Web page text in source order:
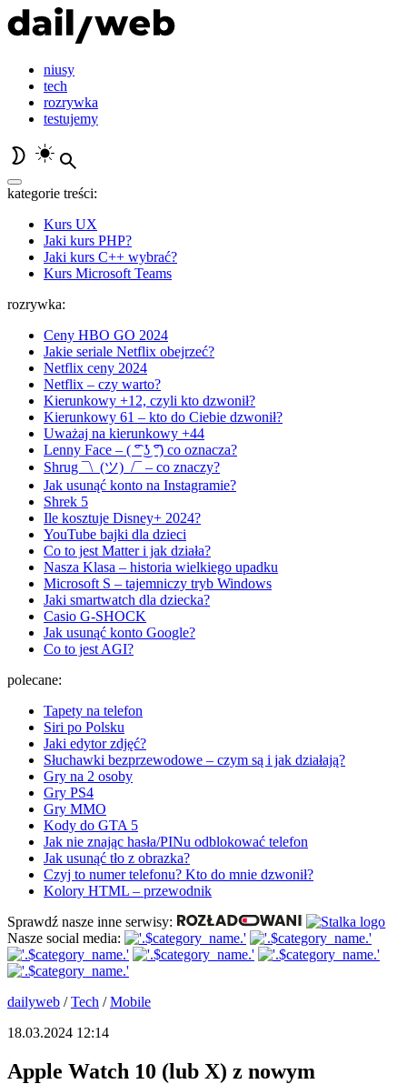
niusy
tech
rozrywka
testujemy
kategorie treści:
Kurs UX
Jaki kurs PHP?
Jaki kurs C++ wybrać?
Kurs Microsoft Teams
rozrywka:
Ceny HBO GO 2024
Jakie seriale Netflix obejrzeć?
Netflix ceny 2024
Netflix – czy warto?
Kierunkowy +12, czyli kto dzwonił?
Kierunkowy 61 – kto do Ciebie dzwonił?
Uważaj na kierunkowy +44
Lenny Face – ( ͡° ͜ʖ ͡°) co oznacza?
Shrug ¯\_(ツ)_/¯ – co znaczy?
Jak usunąć konto na Instagramie?
Shrek 5
Ile kosztuje Disney+ 2024?
YouTube bajki dla dzieci
Co to jest Matter i jak działa?
Nasza Klasa – historia wielkiego upadku
Microsoft S – tajemniczy tryb Windows
Jaki smartwatch dla dziecka?
Casio G-SHOCK
Jak usunąć konto Google?
Co to jest AGI?
polecane:
Tapety na telefon
Siri po Polsku
Jaki edytor zdjęć?
Słuchawki bezprzewodowe – czym są i jak działają?
Gry na 2 osoby
Gry PS4
Gry MMO
Kody do GTA 5
Jak nie znając hasła/PINu odblokować telefon
Jak usunąć tło z obrazka?
Czyj to numer telefonu? Kto do mnie dzwonił?
Kolory HTML – przewodnik
Sprawdź nasze inne serwisy:
Nasze social media:
dailyweb /Tech /Mobile
18.03.2024 12:14
Apple Watch 10 (lub X) z nowym